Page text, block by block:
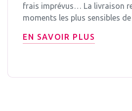
frais imprévus… La livraison
moments les plus sensibles de
EN SAVOIR PLUS